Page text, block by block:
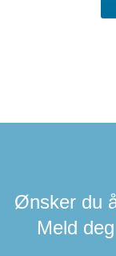
Ønsker du
Meld